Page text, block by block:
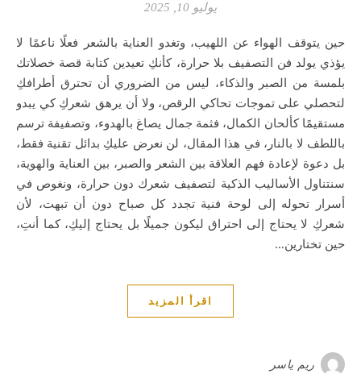
يوليو 10, 2025
حين يتوقف الهواء عن اللهيب، وتغدو العناية بالشعر فعلًا ناعمًا لا
يؤذي يولد فن التصفيف بلا حرارة، كأنكِ تعيدين كتابة قصة خصلاتك
بلمسة من الصبر والذكاء، ليس من الضروري أن تحترق أطرافكِ
لتحصلي على تموجات تحاكي الرقص، ولا أن يرهق شعركِ كي يبدو
مستقيمًا كألحان الكمال، فثمة جمال يصاغ بالهدوء، وتصفيفة ترسم
باللطف لا بالنار، في هذا المقال، لن نعرض عليكِ بدائل تقنية فقط،
بل دعوة لإعادة فهم العلاقة بين الشعر والصبر، بين العناية والهوية،
سنتناول الأساليب الذكية لتصفيف شعرك دون حرارة، ونغوص في
أسرار تحوله إلى لوحة فنية تجدد كل صباح دون أن تبهت، لأن
شعركِ لا يحتاج إلى احتراق ليكون جميلًا بل يحتاج إليكِ، كما أنتِ،
حين تختارين…
اقرأ المزيد
ريم ياسر